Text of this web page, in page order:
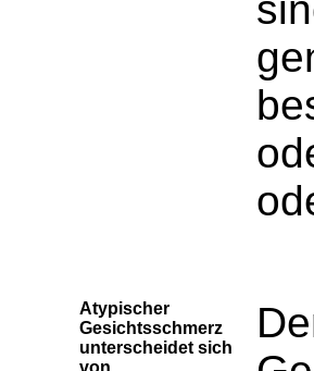
Atypischer
Gesichtsschmerz
unterscheidet sich
von